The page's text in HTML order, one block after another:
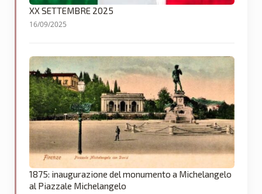
XX SETTEMBRE 2025
16/09/2025
1875: inaugurazione del monumento a Michelangelo
al Piazzale Michelangelo